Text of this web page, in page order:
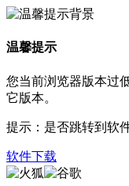
温馨提示
您当前浏览器版本过
它版本。
提示：是否跳转到软
软件下载